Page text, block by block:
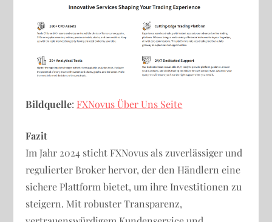
Bildquelle: FXNovus Über Uns Seite
Fazit
Im Jahr 2024 sticht FXNovus als zuverlässiger und
regulierter Broker hervor, der den Händlern eine
sichere Plattform bietet, um ihre Investitionen zu
steigern. Mit robuster Transparenz,